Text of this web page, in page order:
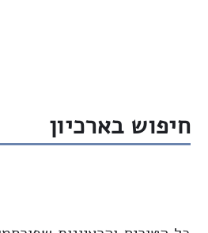
חיפוש בארכיון